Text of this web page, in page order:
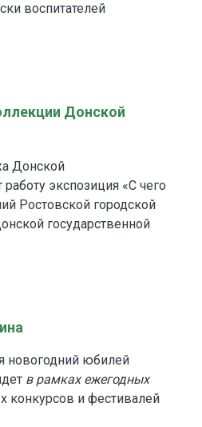
воспитателей
Донской
Донской
экспозиция «С чего
Ростовской городской
государственной
новогодний юбилей
в рамках ежегодных
конкурсов и фестивалей